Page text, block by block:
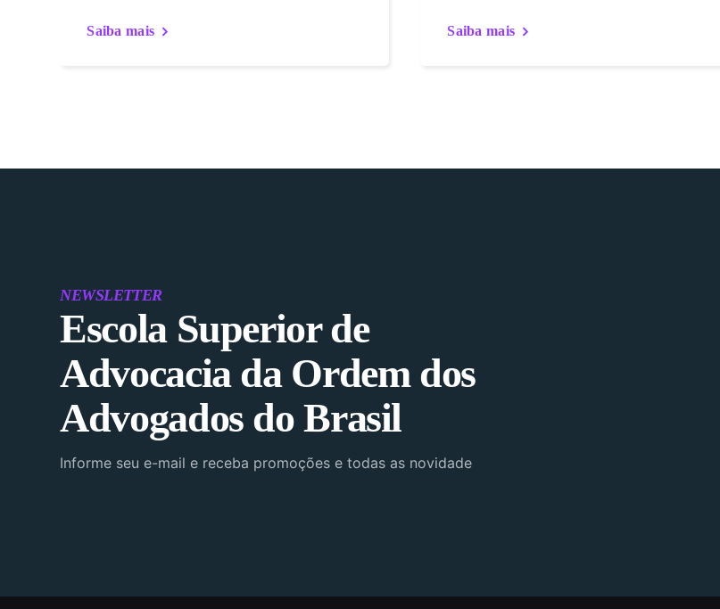
Saiba mais Saiba mais
NEWSLETTER
Escola Superior de
Advocacia da Ordem dos
Advogados do Brasil
Informe seu e-mail e receba promoções e todas as novidade